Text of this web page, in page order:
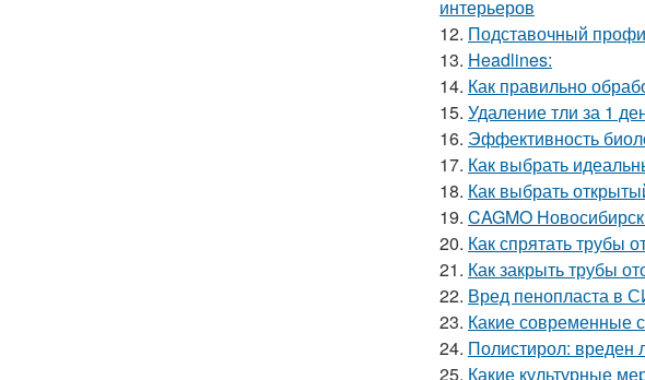
интерьеров
12. Подставочный
13. Headlines:
14. Как правильно
15. Удаление тли за 1
16. Эффективность
17. Как выбрать
18. Как выбрать
19. CAGMO
20. Как спрятать трубы
21. Как закрыть трубы
22. Вред пенопласта в
23. Какие современные
24. Полистирол: вреден
25. Какие культурные